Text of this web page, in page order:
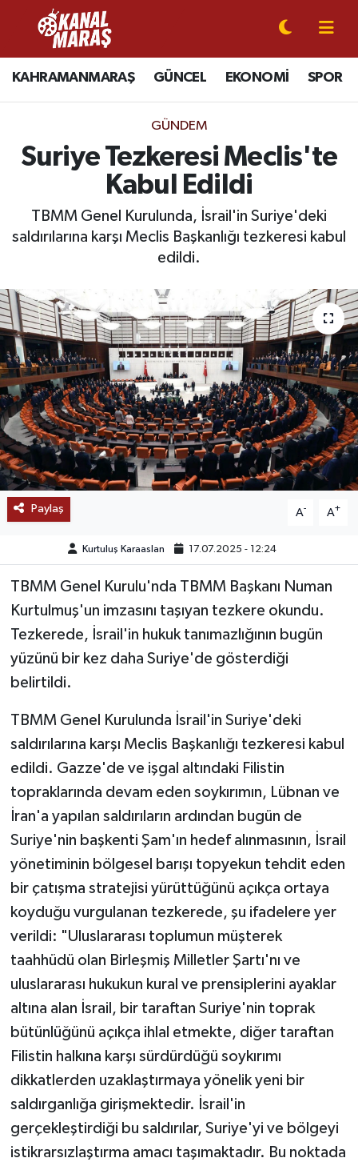
KAHRAMANMARAŞ GÜNCEL EKONOMİ SPOR
GÜNDEM
Suriye Tezkeresi Meclis'te
Kabul Edildi
TBMM Genel Kurulunda, İsrail'in Suriye'deki
saldırılarına karşı Meclis Başkanlığı tezkeresi kabul
edildi.
Paylaş A- A+
Kurtuluş Karaaslan 17.07.2025 - 12:24
TBMM Genel Kurulu'nda TBMM Başkanı Numan
Kurtulmuş'un imzasını taşıyan tezkere okundu.
Tezkerede, İsrail'in hukuk tanımazlığının bugün
yüzünü bir kez daha Suriye'de gösterdiği
belirtildi.
TBMM Genel Kurulunda İsrail'in Suriye'deki
saldırılarına karşı Meclis Başkanlığı tezkeresi kabul
edildi. Gazze'de ve işgal altındaki Filistin
topraklarında devam eden soykırımın, Lübnan ve
İran'a yapılan saldırıların ardından bugün de
Suriye'nin başkenti Şam'ın hedef alınmasının, İsrail
yönetiminin bölgesel barışı topyekun tehdit eden
bir çatışma stratejisi yürüttüğünü açıkça ortaya
koyduğu vurgulanan tezkerede, şu ifadelere yer
verildi: "Uluslararası toplumun müşterek
taahhüdü olan Birleşmiş Milletler Şartı'nı ve
uluslararası hukukun kural ve prensiplerini ayaklar
altına alan İsrail, bir taraftan Suriye'nin toprak
bütünlüğünü açıkça ihlal etmekte, diğer taraftan
Filistin halkına karşı sürdürdüğü soykırımı
dikkatlerden uzaklaştırmaya yönelik yeni bir
saldırganlığa girişmektedir. İsrail'in
gerçekleştirdiği bu saldırılar, Suriye'yi ve bölgeyi
istikrarsızlaştırma amacı taşımaktadır. Bu noktada
CANLI YAYIN
KAHRAMANMARAŞ
GÜNCEL
SİYASET
GÜNDEM
MAGAZİN
SAĞLIK
EĞİTİM
BÖLGE
KEŞFET
POPÜLER
DÜNYA
TREND
OTOMOTİV
TEKNOLOJİ
YAŞAM
KÜLTÜR SANAT
Kahramanmaraş Nöbetçi Eczaneler
Kahramanmaraş Hava Durumu
Kahramanmaraş Namaz Vakitleri
Kahramanmaraş Trafik Yoğunluk Haritası
Süper Lig Puan Durumu ve Fikstür
Son Dakika Haberleri
Haber Arşivi